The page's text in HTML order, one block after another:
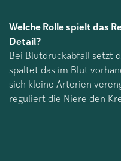
Welche Rolle spielt das
Detail?
Bei Blutdruckabfall setzt
spaltet das im Blut
sich kleine Arterien
reguliert die Niere den